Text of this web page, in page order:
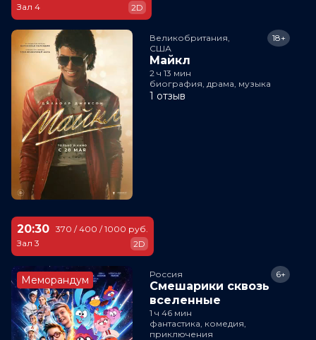
Зал 4
2D
Великобритания,
США
Майкл
18+
2 ч 13 мин
биография, драма, музыка
1 отзыв
20:30
Зал 3
370 / 400 / 1000 руб.
2D
Меморандум Россия
Смешарики сквозь
вселенные
6+
1 ч 46 мин
фантастика, комедия,
приключения